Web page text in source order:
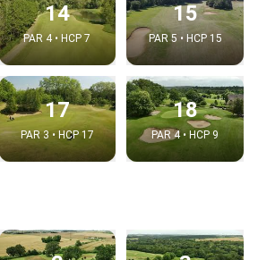
14
PAR 4 • HCP 7
15
PAR 5 • HCP 15
17
PAR 3 • HCP 17
18
PAR 4 • HCP 9